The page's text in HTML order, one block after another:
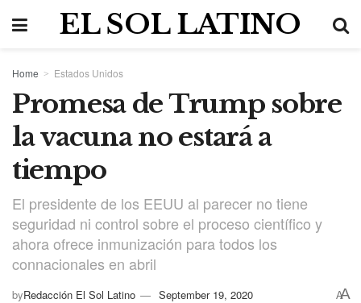
EL SOL LATINO
Home Estados Unidos
Promesa de Trump sobre
la vacuna no estará a
tiempo
El presidente de los EEUU al parecer no tiene
seguridad ni control sobre el proceso científico y
ahora ofrece inmunización para todos los
connacionales en abril
byRedacción El Sol Latino September 19, 2020 AA